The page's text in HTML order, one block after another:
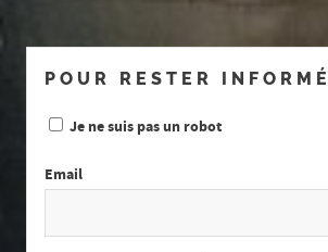
POUR RESTER INFORMÉ
Je ne suis pas un robot
Email